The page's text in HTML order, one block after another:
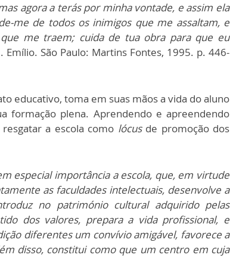
agora a terás por minha vontade, e assim ela
me de todos os inimigos que me assaltam, e
me traem; cuida de tua obra para que eu
Emílio. São Paulo: Martins Fontes, 1995. p. 446-
educativo, toma em suas mãos a vida do aluno
formação plena. Aprendendo e apreendendo
a escola como lócusde promoção dos
especial importância a escola, que, em virtude
as faculdades intelectuais, desenvolve a
no património cultural adquirido pelas
dos valores, prepara a vida profissional, e
diferentes um convívio amigável, favorece a
disso, constitui como que um centro em cuja